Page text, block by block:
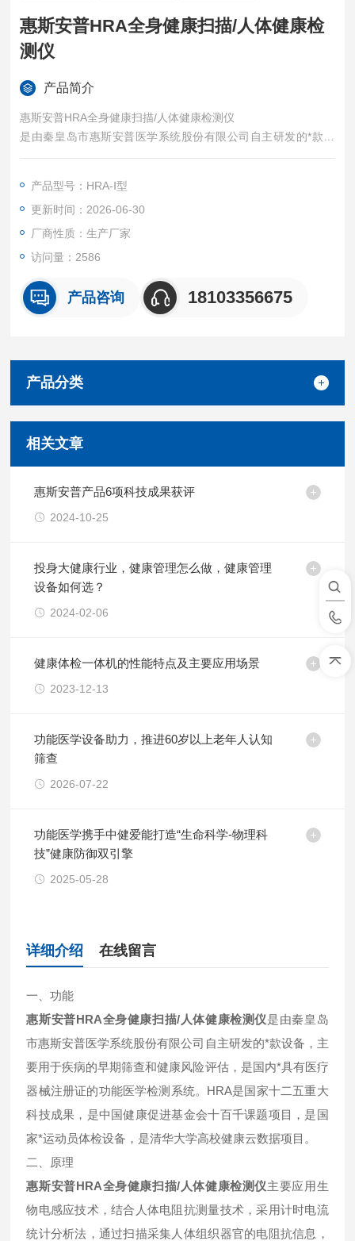
惠斯安普HRA全身健康扫描/人体健康检
测仪
产品简介
惠斯安普HRA全身健康扫描/人体健康检测仪
是由秦皇岛市惠斯安普医学系统股份有限公司自主研发的*款设
备，主要用于疾病的早期筛查和健康风险评估，是国内*具有医疗
果，是中国健康促进基金会十百千课题项目，是国家*运动员体检
设备，是清华大学高校健康云数据项目。
产品型号：HRA-Ⅰ型
更新时间：2026-06-30
厂商性质：生产厂家
访问量：2586
产品咨询 18103356675
产品分类
相关文章
惠斯安普产品6项科技成果获评
2024-10-25
投身大健康行业，健康管理怎么做，健康管理
设备如何选？
2024-02-06
健康体检一体机的性能特点及主要应用场景
2023-12-13
功能医学设备助力，推进60岁以上老年人认知
筛查
2026-07-22
功能医学携手中健爱能打造“生命科学-物理科
技”健康防御双引擎
2025-05-28
详细介绍 在线留言
一、功能
惠斯安普HRA全身健康扫描/人体健康检测仪是由秦皇岛
市惠斯安普医学系统股份有限公司自主研发的*款设备，主
要用于疾病的早期筛查和健康风险评估，是国内*具有医疗
器械注册证的功能医学检测系统。HRA是国家十二五重大
科技成果，是中国健康促进基金会十百千课题项目，是国
家*运动员体检设备，是清华大学高校健康云数据项目。
二、原理
惠斯安普HRA全身健康扫描/人体健康检测仪主要应用生
物电感应技术，结合人体电阻抗测量技术，采用计时电流
统计分析法，通过扫描采集人体组织器官的电阻抗信息，